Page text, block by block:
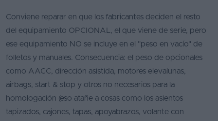
Conviene reparar en que los fabricantes deciden el resto
del equipamiento OPCIONAL, el que viene de serie, pero
ese equipamiento NO se incluye en el "peso en vacío" de
folletos y manuales. Consecuencia: el peso de opcionales
como AACC, dirección asistida, motores elevalunas,
airbags, start & stop y otros no necesarios para la
homologación (eso atañe a cosas como los asientos
tapizados, cajones, tapas, apoyabrazos, volante con